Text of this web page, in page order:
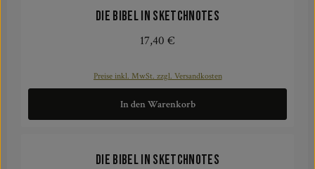
Die Bibel in Sketchnotes
Regulärer Preis:
17,40 €
Preise inkl. MwSt. zzgl. Versandkosten
In den Warenkorb
Die Bibel in Sketchnotes